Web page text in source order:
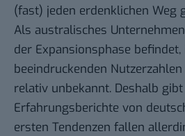
(fast) jeden erdenklichen Weg
Als australisches
der Expansionsphase
beeindruckenden
relativ unbekannt. Deshalb
Erfahrungsberichte von
ersten Tendenzen fallen